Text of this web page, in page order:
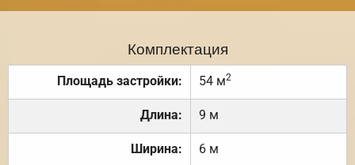
Комплектация
Площадь застройки: 54 м2
Длина: 9 м
Ширина: 6 м